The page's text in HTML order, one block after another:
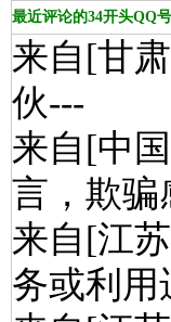
最近评论的34开头QQ
来自[甘
伙---
来自[中
言，欺骗
来自[江
务或利用